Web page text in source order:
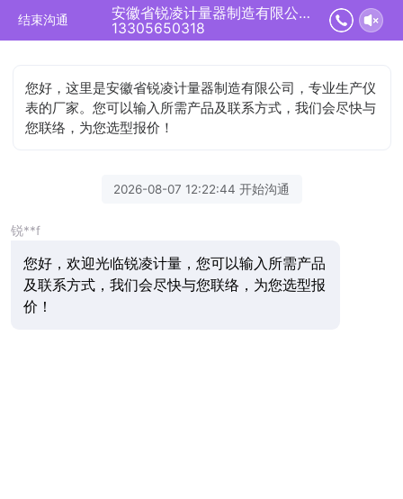
结束沟通
安徽省锐凌计量器制造有限公司正在为您服务
13305650318
您好，这里是安徽省锐凌计量器制造有限公司，专业生产仪
表的厂家。您可以输入所需产品及联系方式，我们会尽快与
您联络，为您选型报价！
2026-08-07 12:22:44 开始沟通
锐**f
您好，欢迎光临锐凌计量，您可以输入所需产品
及联系方式，我们会尽快与您联络，为您选型报
价！